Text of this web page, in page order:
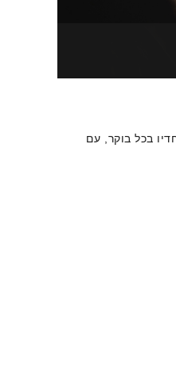
בכל בוקר, עם